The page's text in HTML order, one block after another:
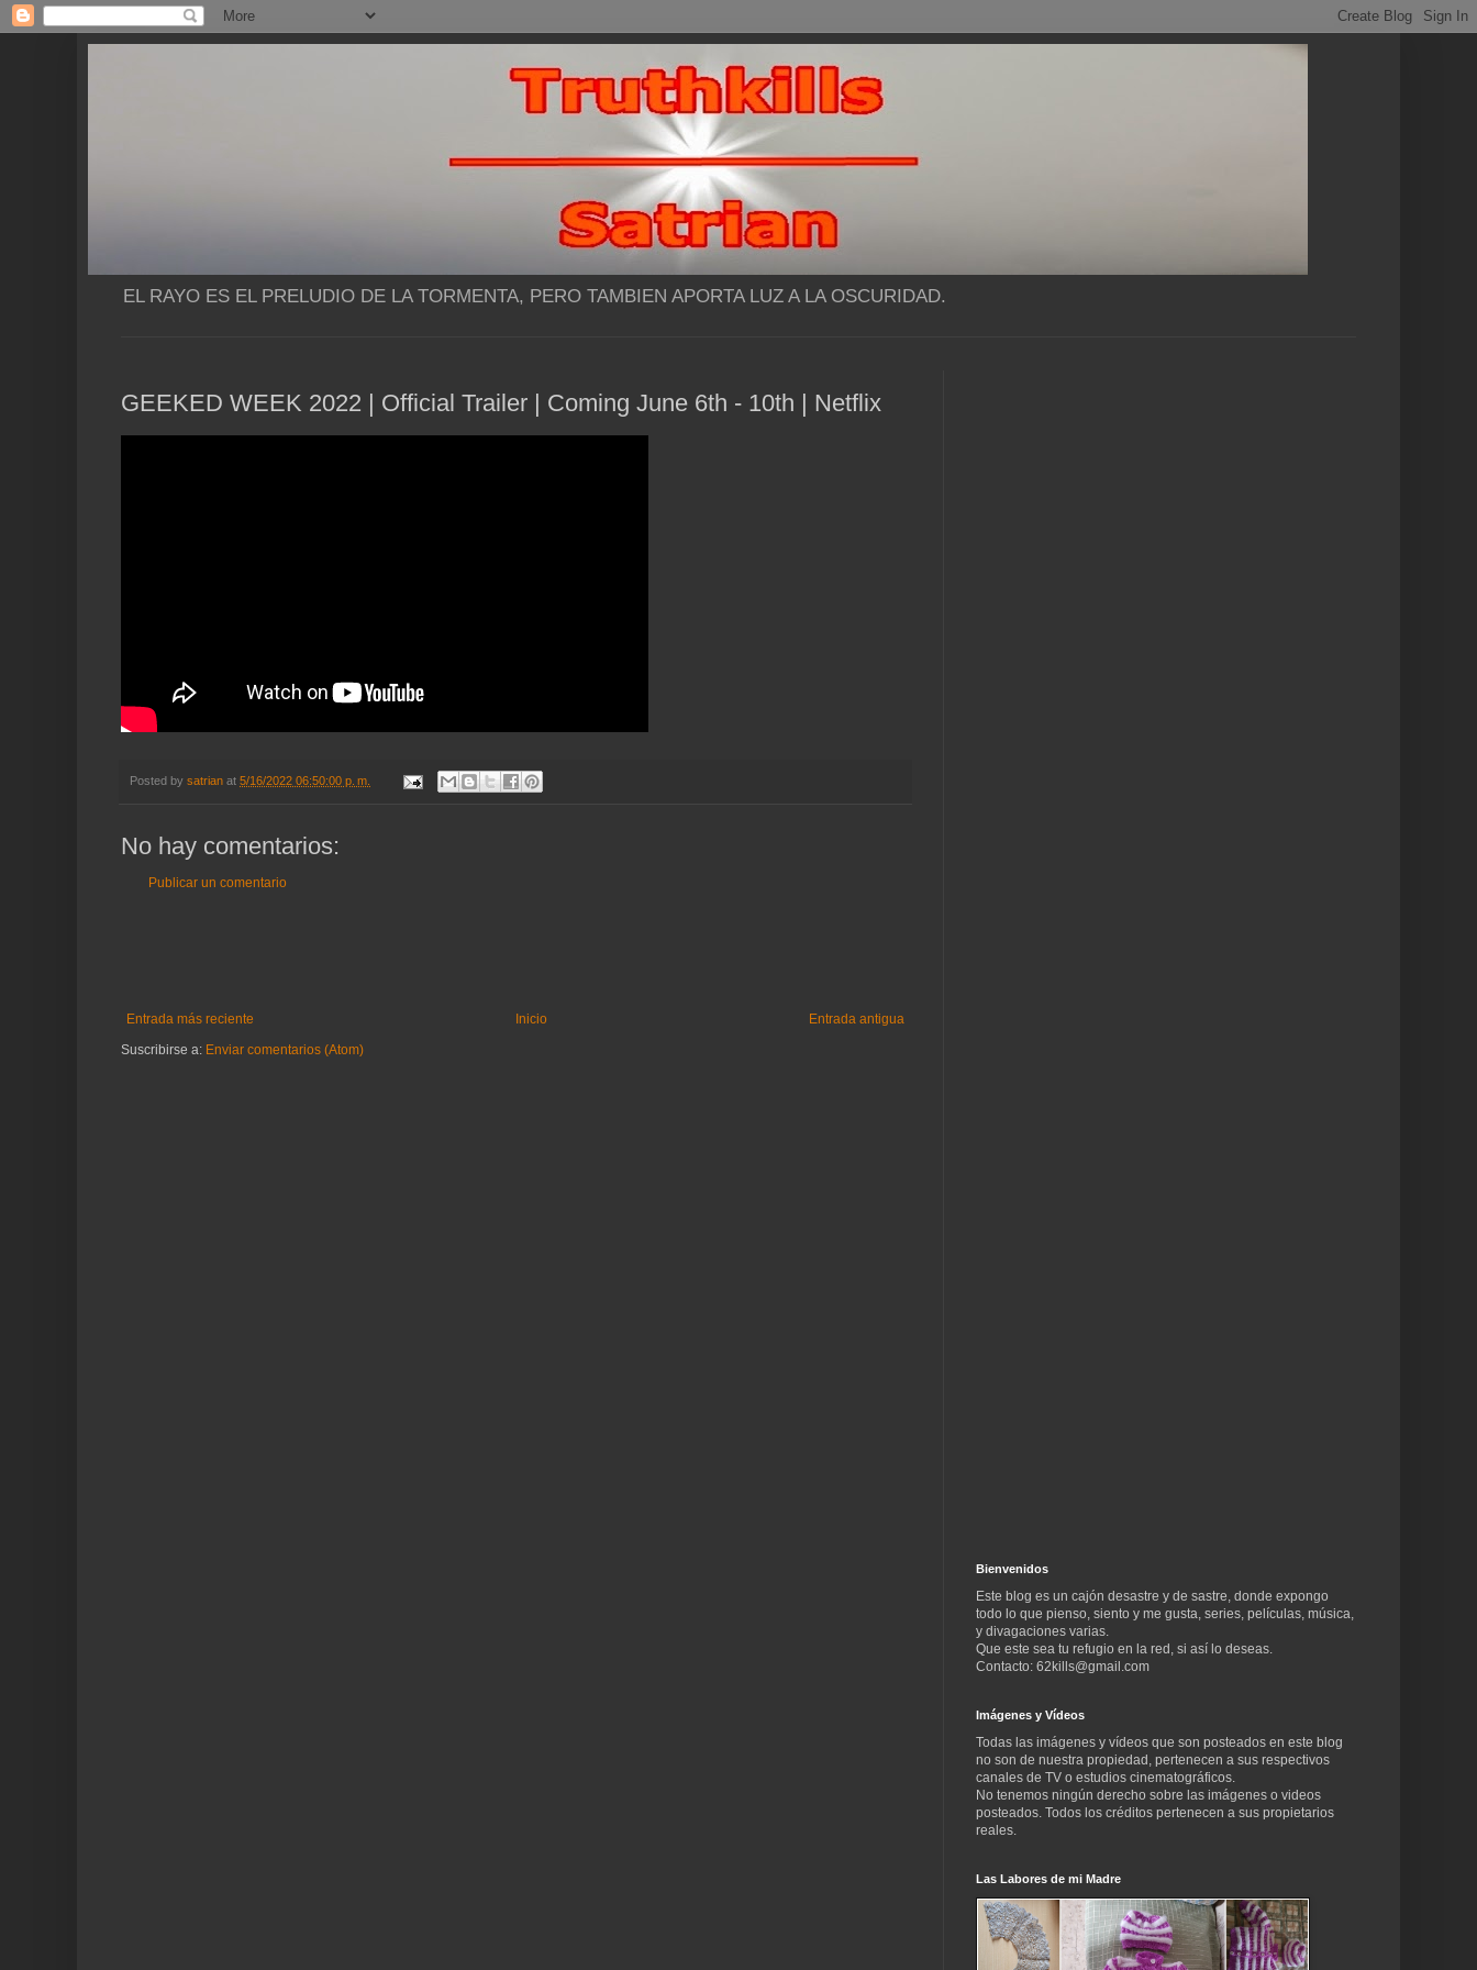
EL RAYO ES EL PRELUDIO DE LA TORMENTA, PERO TAMBIEN APORTA LUZ A LA OSCURIDAD.
GEEKED WEEK 2022 | Official Trailer | Coming June 6th - 10th | Netflix
Posted by satrian at 5/16/2022 06:50:00 p. m.
No hay comentarios:
Publicar un comentario
Entrada más reciente Entrada antigua
Inicio
Suscribirse a: Enviar comentarios (Atom)
Bienvenidos
Este blog es un cajón desastre y de sastre, donde expongo
todo lo que pienso, siento y me gusta, series, películas, música,
y divagaciones varias.
Que este sea tu refugio en la red, si así lo deseas.
Contacto: 62kills@gmail.com
Imágenes y Vídeos
Todas las imágenes y vídeos que son posteados en este blog
no son de nuestra propiedad, pertenecen a sus respectivos
canales de TV o estudios cinematográficos.
No tenemos ningún derecho sobre las imágenes o videos
posteados. Todos los créditos pertenecen a sus propietarios
reales.
Las Labores de mi Madre